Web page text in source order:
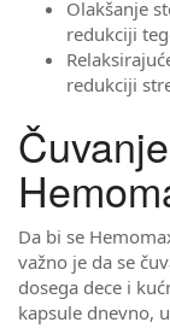
Olakšanje
redukciji
redukciji
Da bi se
važno je da se
dosega dece i
kapsule dnevno,